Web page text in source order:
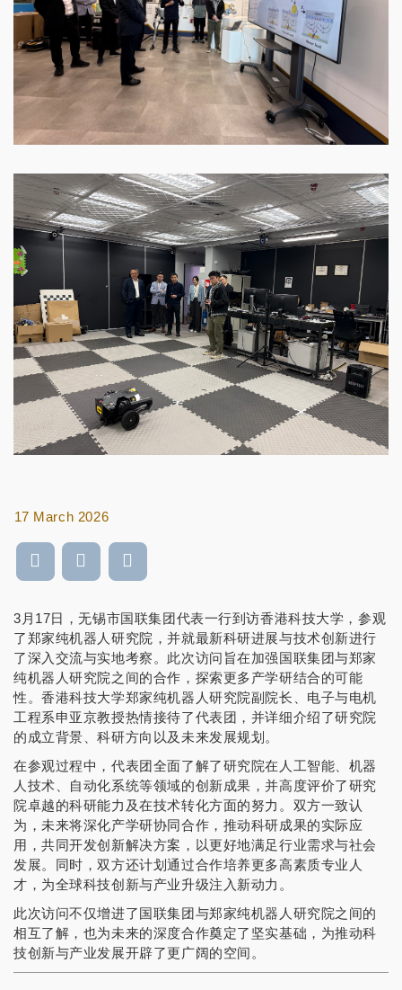
17 March 2026
3月17日，无锡市国联集团代表一行到访香港科技大学，参观
了郑家纯机器人研究院，并就最新科研进展与技术创新进行
了深入交流与实地考察。此次访问旨在加强国联集团与郑家
纯机器人研究院之间的合作，探索更多产学研结合的可能
性。香港科技大学郑家纯机器人研究院副院长、电子与电机
工程系申亚京教授热情接待了代表团，并详细介绍了研究院
的成立背景、科研方向以及未来发展规划。
在参观过程中，代表团全面了解了研究院在人工智能、机器
人技术、自动化系统等领域的创新成果，并高度评价了研究
院卓越的科研能力及在技术转化方面的努力。双方一致认
为，未来将深化产学研协同合作，推动科研成果的实际应
用，共同开发创新解决方案，以更好地满足行业需求与社会
发展。同时，双方还计划通过合作培养更多高素质专业人
才，为全球科技创新与产业升级注入新动力。
此次访问不仅增进了国联集团与郑家纯机器人研究院之间的
相互了解，也为未来的深度合作奠定了坚实基础，为推动科
技创新与产业发展开辟了更广阔的空间。